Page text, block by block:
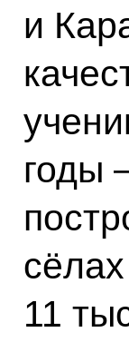
и
годы
11